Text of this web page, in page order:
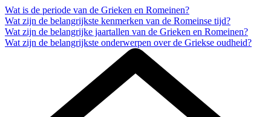
Wat is de periode van de Grieken en Romeinen?
Wat zijn de belangrijkste kenmerken van de Romeinse tijd?
Wat zijn de belangrijke jaartallen van de Grieken en Romeinen?
Wat zijn de belangrijkste onderwerpen over de Griekse oudheid?